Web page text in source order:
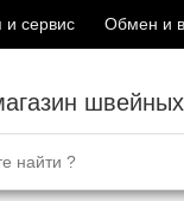
и сервис Обмен и